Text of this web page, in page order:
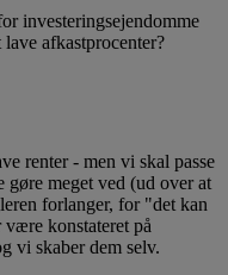
investeringsejendomme
afkastprocenter?
renter - men vi skal passe
meget ved (ud over at
forlanger, for "det kan
konstateret på
vi skaber dem selv.